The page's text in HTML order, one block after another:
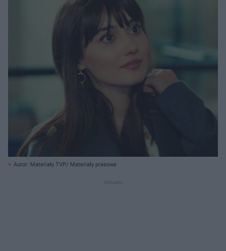
Autor: Materiały TVP/ Materiały prasowe